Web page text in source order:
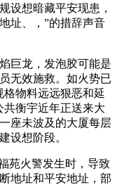
设想暗藏平安现患，
址、，”的措辞声音
巨龙，发泡胶可能是
无效施救。如火势已
格物料远远狠恶和延
共衡宇近年正送来大
座未波及的大厦每层
设想阶段。
火警发生时，导致
地址和平安地址，部